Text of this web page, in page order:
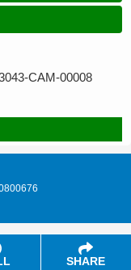
CAM-00008
SHARE